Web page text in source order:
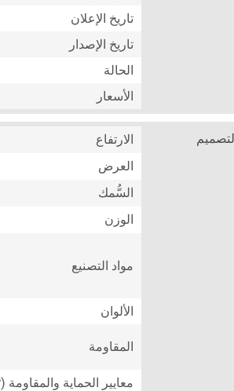
تاريخ الإعلان
تاريخ الإصدار
الحالة
الأسعار
الارتفاع
العرض
السُّمك
الوزن
مواد التصنيع
الألوان
المقاومة
معايير الحماية والمقاومة (IP)